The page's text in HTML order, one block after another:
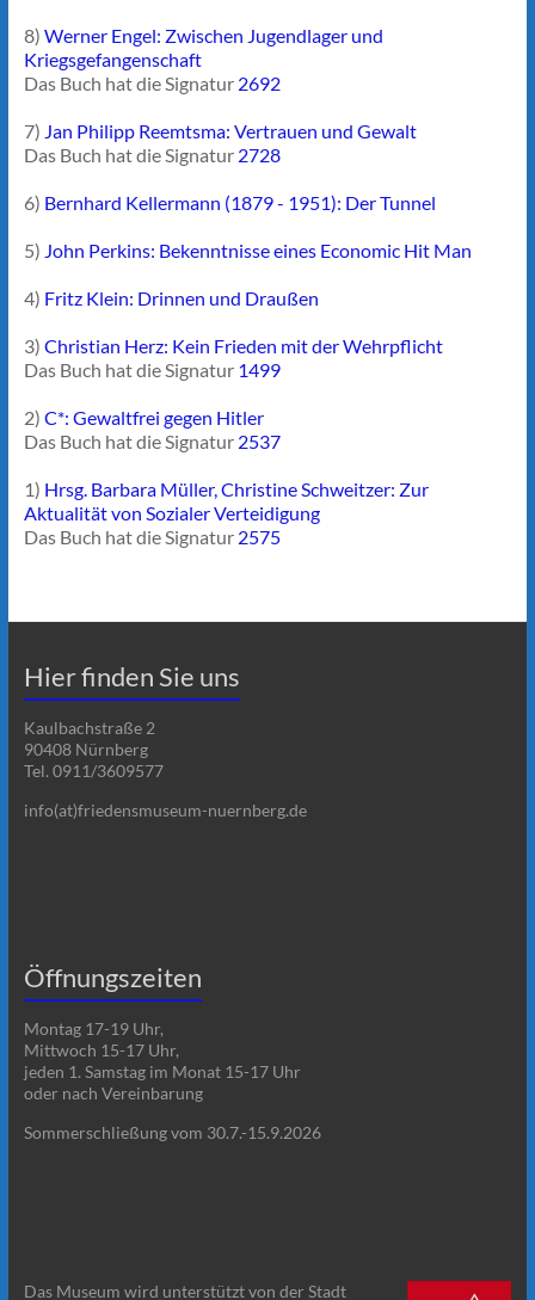
8) Werner Engel: Zwischen Jugendlager und
Kriegsgefangenschaft
Das Buch hat die Signatur 2692
7) Jan Philipp Reemtsma: Vertrauen und Gewalt
Das Buch hat die Signatur 2728
6) Bernhard Kellermann (1879 - 1951): Der Tunnel
5) John Perkins: Bekenntnisse eines Economic Hit Man
4) Fritz Klein: Drinnen und Draußen
3) Christian Herz: Kein Frieden mit der Wehrpflicht
Das Buch hat die Signatur 1499
2) C*: Gewaltfrei gegen Hitler
Das Buch hat die Signatur 2537
1) Hrsg. Barbara Müller, Christine Schweitzer: Zur
Aktualität von Sozialer Verteidigung
Das Buch hat die Signatur 2575
Hier finden Sie uns
Kaulbachstraße 2
90408 Nürnberg
Tel. 0911/3609577
info(at)friedensmuseum-nuernberg.de
Öffnungszeiten
Montag 17-19 Uhr,
Mittwoch 15-17 Uhr,
jeden 1. Samstag im Monat 15-17 Uhr
oder nach Vereinbarung
Sommerschließung vom 30.7.-15.9.2026
Das Museum wird unterstützt von der Stadt